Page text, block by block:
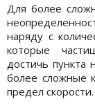
Для более
наряду с
которые
достичь пункта
более сложные
предел скорости.